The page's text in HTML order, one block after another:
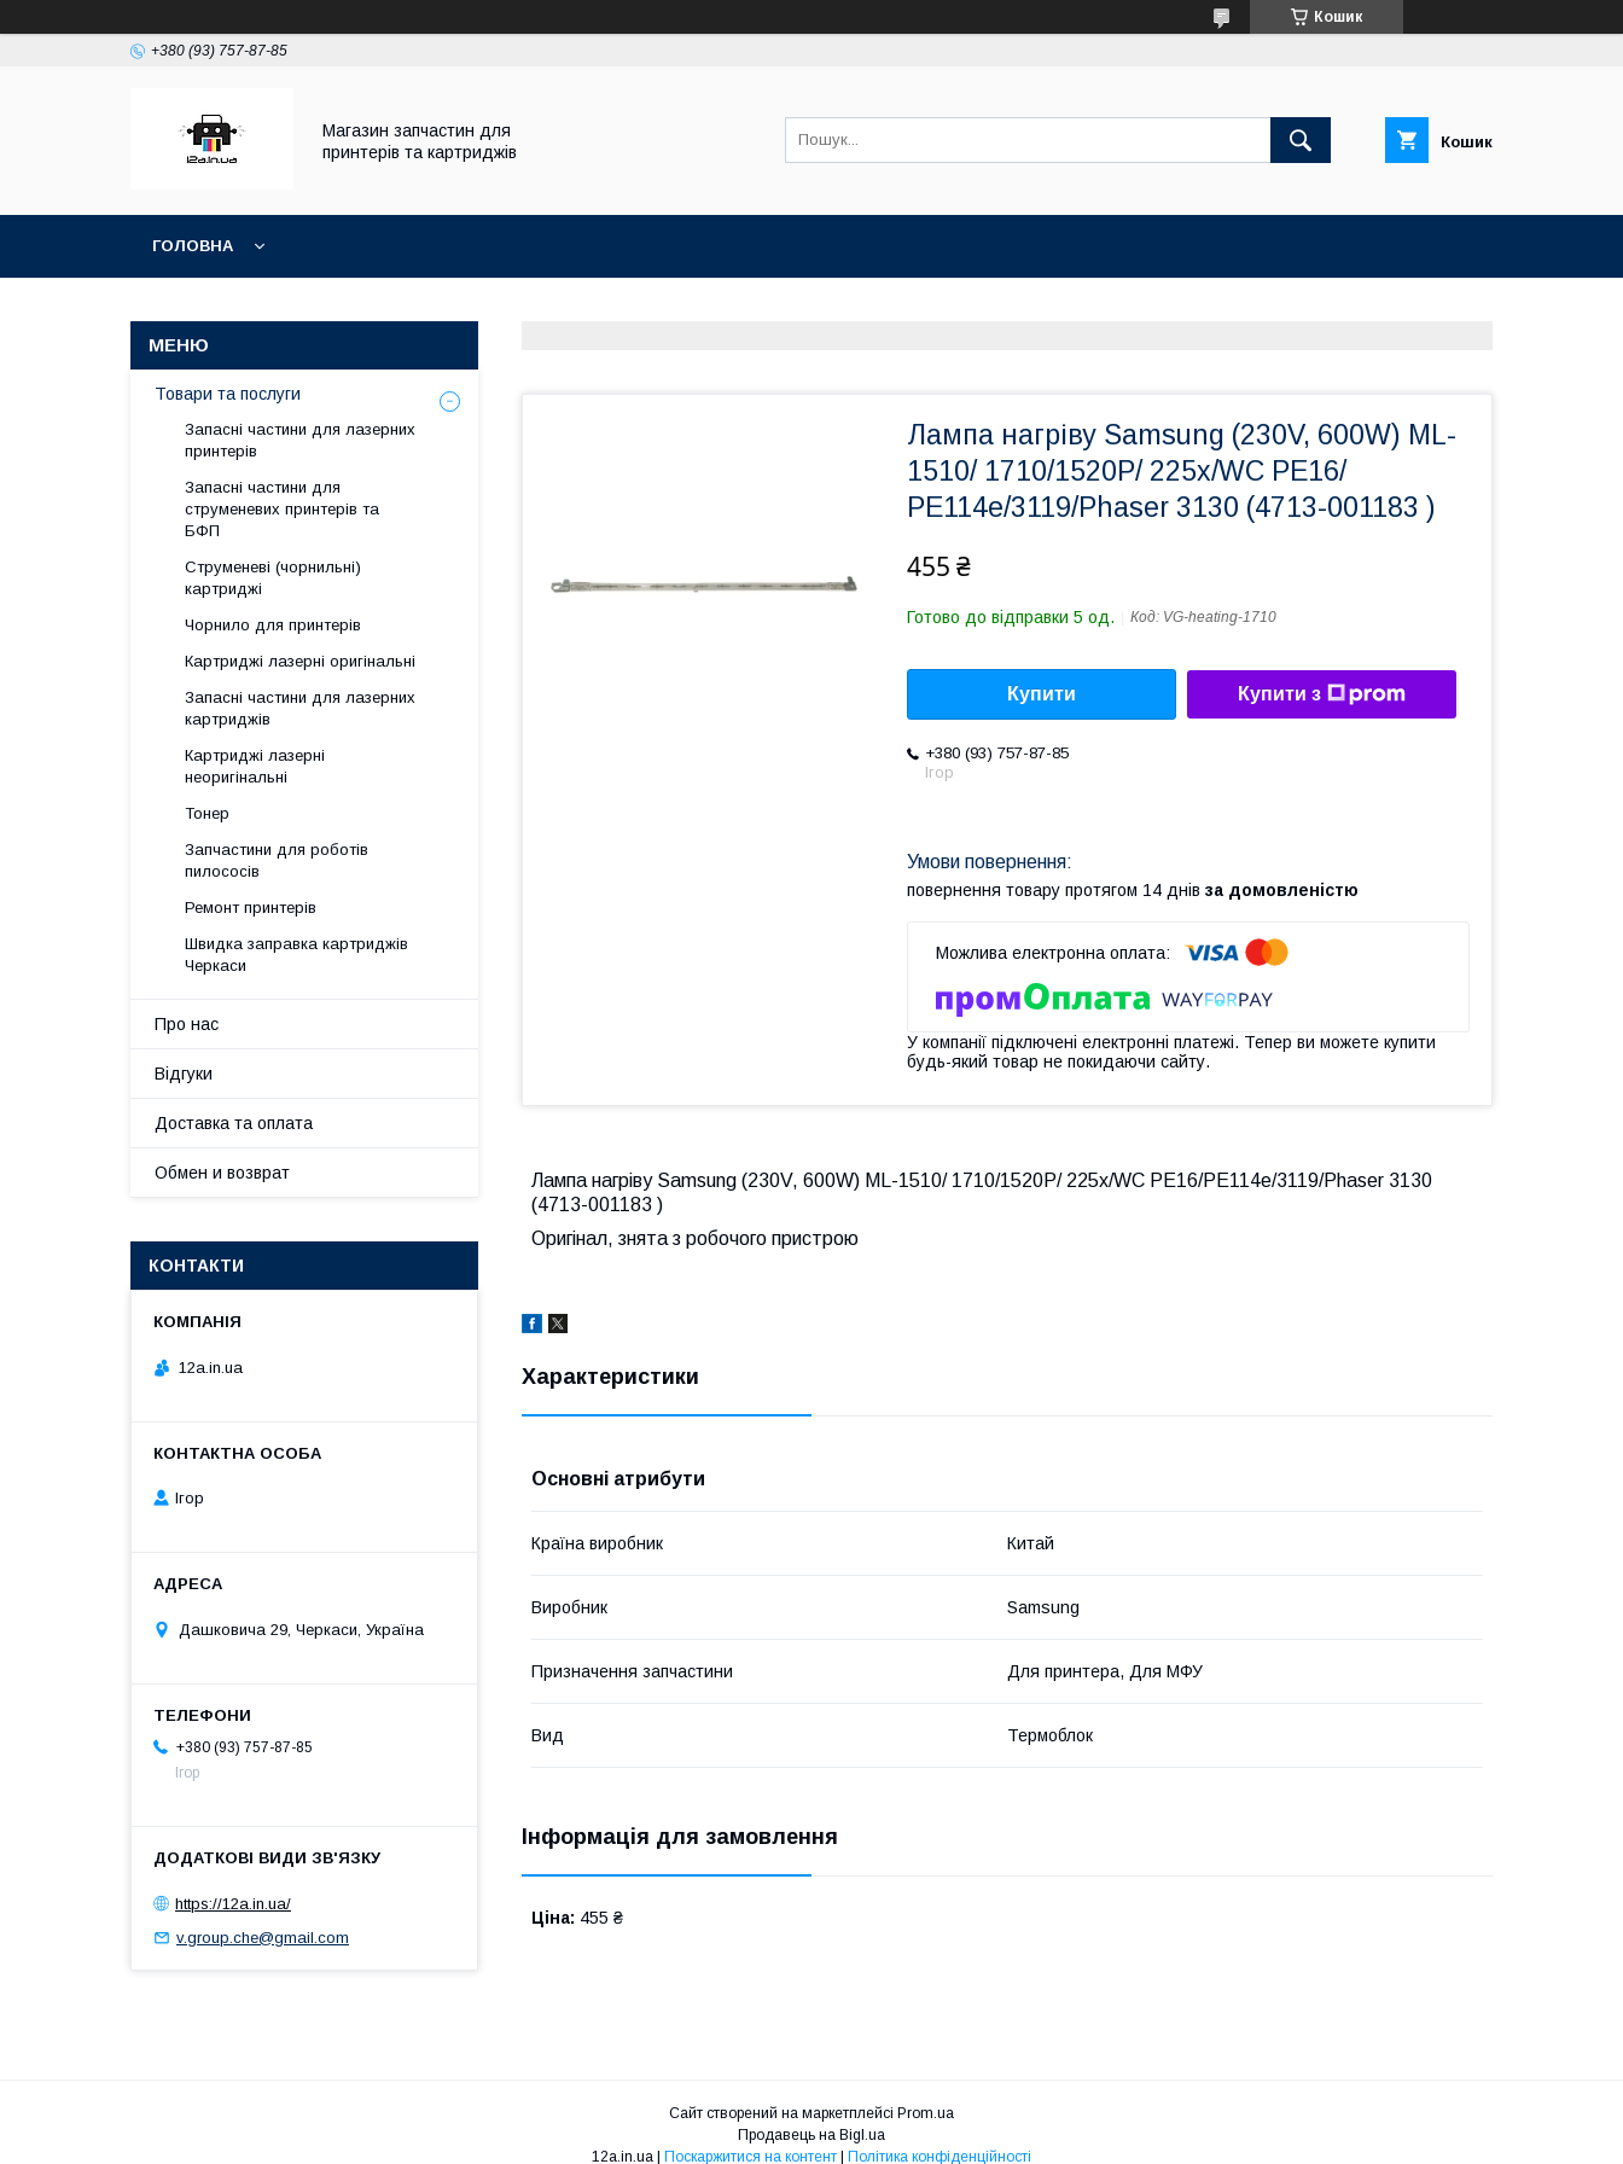
Кошик
+380 (93) 757-87-85
Магазин запчастин для
принтерів та картриджів
Кошик
ГОЛОВНА
Лампа нагріву Samsung (230V, 600W) ML-
1510/ 1710/1520P/ 225х/WC РE16/
РE114e/3119/Phaser 3130 (4713-001183 )
455 ₴
Готово до відправки 5 од. Код: VG-heating-1710
Купити Купити з
+380 (93) 757-87-85
Ігор
повернення товару протягом 14 днів за домовленістю
У компанії підключені електронні платежі. Тепер ви можете купити
будь-який товар не покидаючи сайту.
Лампа нагріву Samsung (230V, 600W) ML-1510/ 1710/1520P/ 225х/WC РE16/РE114e/3119/Phaser 3130
(4713-001183 )
Оригінал, знята з робочого пристрою
Характеристики
Основні атрибути
Країна виробник Китай
Виробник Samsung
Призначення запчастини Для принтера, Для МФУ
Вид Термоблок
Інформація для замовлення
Ціна: 455 ₴
Товари та послуги
Запасні частини для лазерних
принтерів
Запасні частини для
струменевих принтерів та
БФП
Струменеві (чорнильні)
картриджі
Чорнило для принтерів
Картриджі лазерні оригінальні
Запасні частини для лазерних
картриджів
Картриджі лазерні
неоригінальні
Тонер
Запчастини для роботів
пилососів
Ремонт принтерів
Швидка заправка картриджів
Черкаси
Про нас
Відгуки
Доставка та оплата
Обмен и возврат
КОНТАКТИ
12a.in.ua
Ігор
Дашковича 29, Черкаси, Україна
+380 (93) 757-87-85
Ігор
https://12a.in.ua/
v.group.che@gmail.com
Сайт створений на маркетплейсі Prom.ua
Продавець на Bigl.ua
12a.in.ua | Поскаржитися на контент | Політика конфіденційності